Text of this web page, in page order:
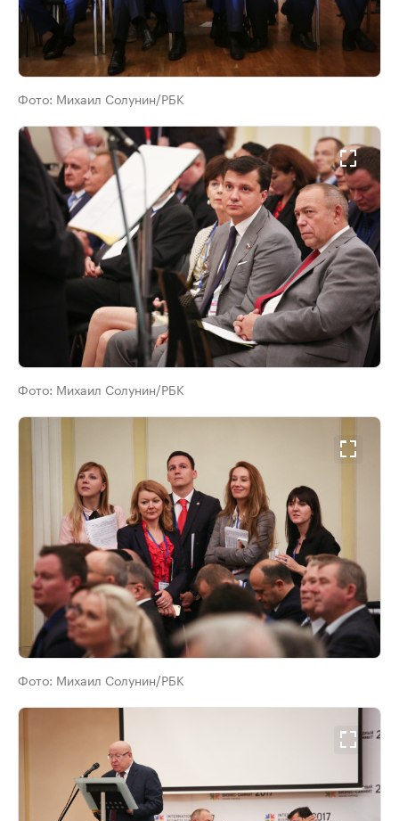
Фото: Михаил Солунин/РБК
Фото: Михаил Солунин/РБК
Фото: Михаил Солунин/РБК